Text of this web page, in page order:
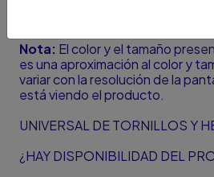
Nota: El color y el tamaño
es una aproximación al color y
variar con la resolución de la
está viendo el producto.
UNIVERSAL DE TORNILLOS Y
¿HAY DISPONIBILIDAD DEL